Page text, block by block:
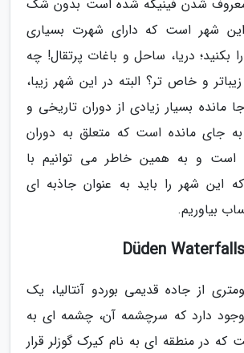
شدن فینیکه شده است بدون شک
شهر است که دارای شهرت بسیاری
دریا، ساحل و باغات پرتقال! چه
و خاص تر؟ البته در این شهر زیبا،
مانده بسیار زیادی از دوران تاریخی و
جای مانده است که متعلق به دوران
است و به همین خاطر می توانیم با
این شهر را باید به عنوان جاذبه ای
بیاوریم.
28 کیلومتری از جاده قدیمی بوردو آنتالیا، یک
وجود دارد که سرچشمه آن، چشمه ای به
که در منطقه ای به نام کیرک گوزلر قرار